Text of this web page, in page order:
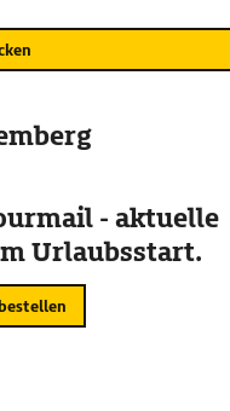
- aktuelle
Urlaubsstart.